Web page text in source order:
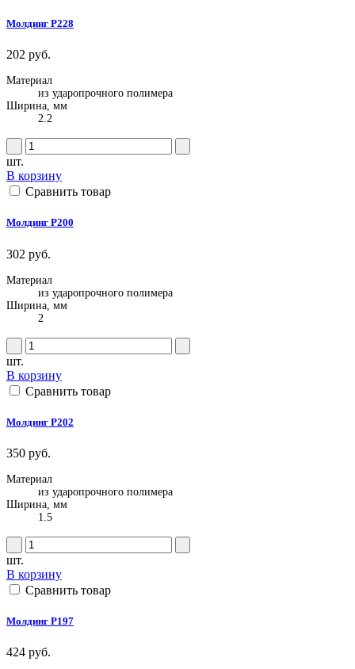
Молдинг P228
202 руб.
Материал
из ударопрочного полимера
Ширина, мм
2.2
шт.
В корзину
Сравнить товар
Молдинг P200
302 руб.
Материал
из ударопрочного полимера
Ширина, мм
2
шт.
В корзину
Сравнить товар
Молдинг P202
350 руб.
Материал
из ударопрочного полимера
Ширина, мм
1.5
шт.
В корзину
Сравнить товар
Молдинг P197
424 руб.